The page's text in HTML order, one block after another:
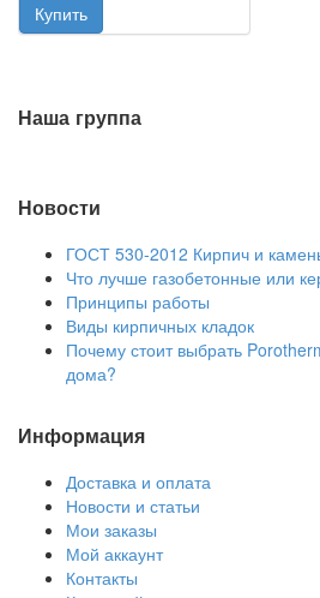
Наша группа
Новости
ГОСТ 530-2012 Кирпич и
Что лучше газобетонные или
Принципы работы
Виды кирпичных кладок
Почему стоит выбрать
дома?
Информация
Доставка и оплата
Новости и статьи
Мои заказы
Мой аккаунт
Контакты